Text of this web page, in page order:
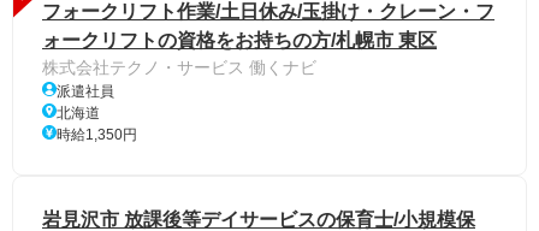
フォークリフト作業/土日休み/玉掛け・クレーン・フ
ォークリフトの資格をお持ちの方/札幌市 東区
株式会社テクノ・サービス 働くナビ
派遣社員
北海道
時給1,350円
岩見沢市 放課後等デイサービスの保育士/小規模保